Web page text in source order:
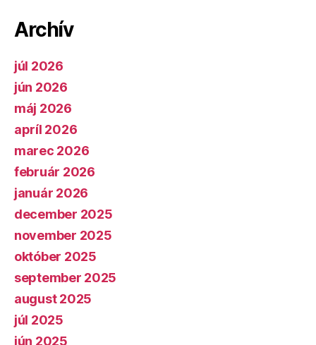
Archív
júl 2026
jún 2026
máj 2026
apríl 2026
marec 2026
február 2026
január 2026
december 2025
november 2025
október 2025
september 2025
august 2025
júl 2025
jún 2025